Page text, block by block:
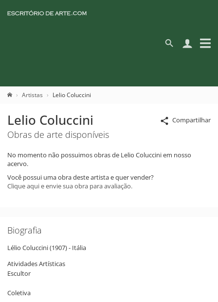
Artistas Lelio Coluccini
Compartilhar
Lelio Coluccini
Obras de arte disponíveis
No momento não possuimos obras de Lelio Coluccini em nosso
acervo.
Você possui uma obra deste artista e quer vender?
Clique aqui e envie sua obra para avaliação.
Biografia
Lélio Coluccini (1907) - Itália
Atividades Artísticas
Escultor
Coletiva